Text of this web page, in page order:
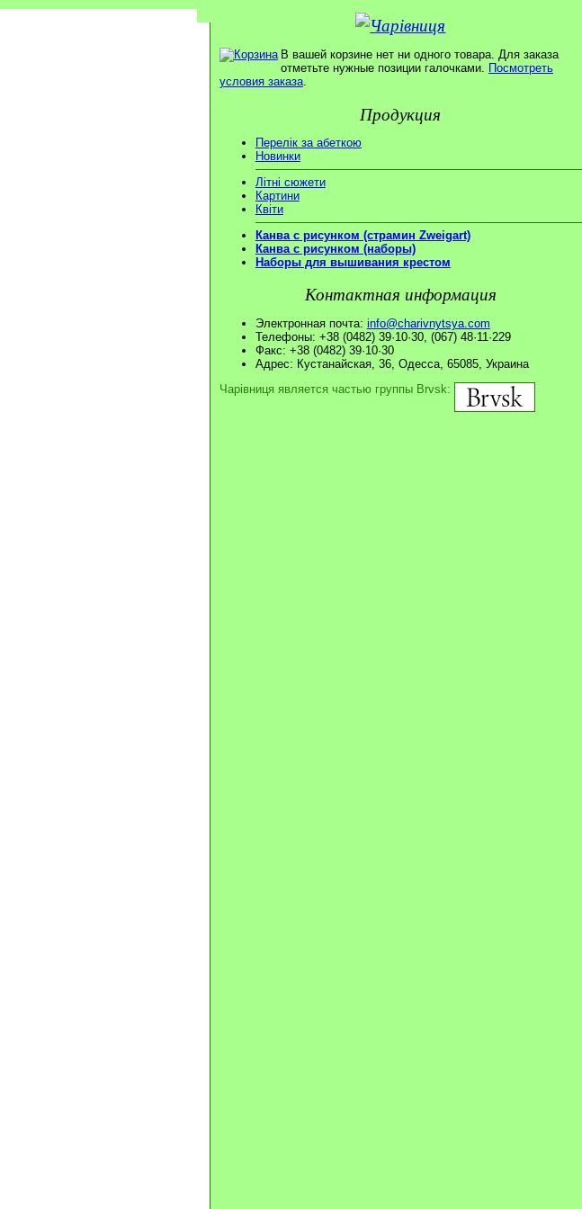
В вашей корзине нет ни одного товара. Для заказа
отметьте нужные позиции галочками. Посмотреть
условия заказа.
Продукция
Перелік за абеткою
Новинки
Літні сюжети
Картини
Квіти
Канва с рисунком (страмин Zweigart)
Канва с рисунком (наборы)
Наборы для вышивания крестом
Контактная информация
Электронная почта: info@charivnytsya.com
Телефоны: +38 (0482) 39·10·30, (067) 48·11·229
Факс: +38 (0482) 39·10·30
Адрес: Кустанайская, 36, Одесса, 65085, Украина
Чарівниця является частью группы Brvsk: